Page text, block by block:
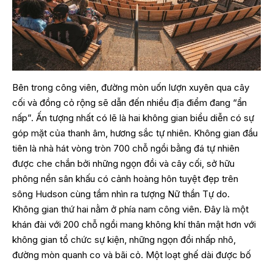
Bên trong công viên, đường mòn uốn lượn xuyên qua cây
cối và đồng cỏ rộng sẽ dẫn đến nhiều địa điểm đang “ẩn
nấp”. Ấn tượng nhất có lẽ là hai không gian biểu diễn có sự
góp mặt của thanh âm, hương sắc tự nhiên. Không gian đầu
tiên là nhà hát vòng tròn 700 chỗ ngồi bằng đá tự nhiên
được che chắn bởi những ngọn đồi và cây cối, sở hữu
phông nền sân khấu có cảnh hoàng hôn tuyệt đẹp trên
sông Hudson cùng tầm nhìn ra tượng Nữ thần Tự do.
Không gian thứ hai nằm ở phía nam công viên. Đây là một
khán đài với 200 chỗ ngồi mang không khí thân mật hơn với
không gian tổ chức sự kiện, những ngọn đồi nhấp nhô,
đường mòn quanh co và bãi cỏ. Một loạt ghế dài được bố